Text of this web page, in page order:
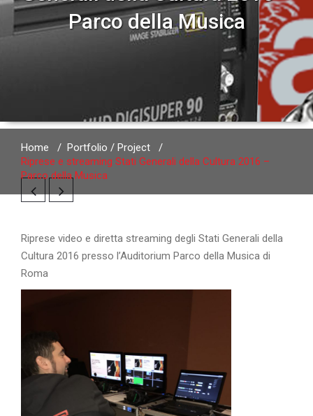
Parco della Musica
Home / Portfolio / Project /
Riprese e streaming Stati Generali della Cultura 2016 –
Parco della Musica
Riprese video e diretta streaming degli Stati Generali della
Cultura 2016 presso l’Auditorium Parco della Musica di
Roma